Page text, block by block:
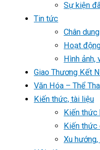
Sự kiện
Tin tức
Chân
Hoạt
Hình ảnh,
Giao Thương Kết
Văn Hóa – Thể
Kiến thức, tài liệu
Kiến thức
Kiến thức
Xu